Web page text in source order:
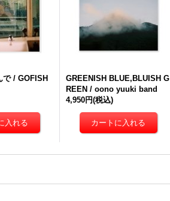
で / GOFISH
GREENISH BLUE,BLUISH G
REEN / oono yuuki band
4,950円(税込)